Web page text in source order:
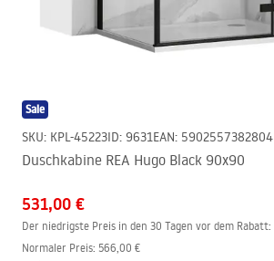
Sale
SKU: KPL-45223ID: 9631EAN: 5902557382804
Duschkabine REA Hugo Black 90x90
531,00 €
Der niedrigste Preis in den 30 Tagen vor dem Rabatt:
Normaler Preis: 566,00 €